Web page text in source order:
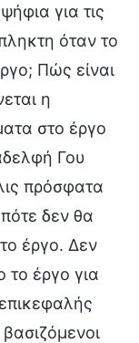
για τις
όταν το
Πώς είναι
η
στο έργο
Γου
πρόσφατα
δεν θα
έργο. Δεν
το έργο για